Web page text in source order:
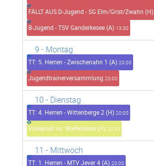
FÄLLT AUS:D-Jugend - SG Elm/Grist/Zwahn (H)
B-Jugend - TSV Ganderkesee (A) 13:30
9 - Montag
TT: 5. Herren - Zwischenahn 1 (A) 20:00
Jugendtrainerversammlung 20:00
10 - Dienstag
TT: 4. Herren - Wittenberge 2 (H) 20:00
Volleyball vs. Wiefelstede (H) 20:30
11 - Mittwoch
TT: 1. Herren - MTV Jever 4 (A) 20:00